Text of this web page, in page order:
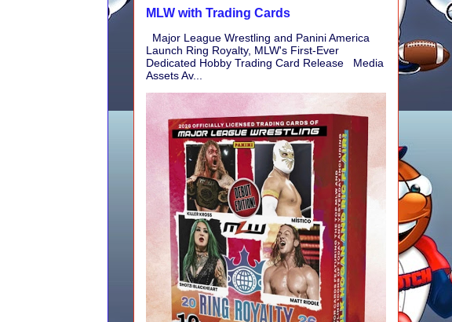
MLW with Trading Cards
Major League Wrestling and Panini America
Launch Ring Royalty, MLW's First-Ever
Dedicated Hobby Trading Card Release Media
Assets Av...